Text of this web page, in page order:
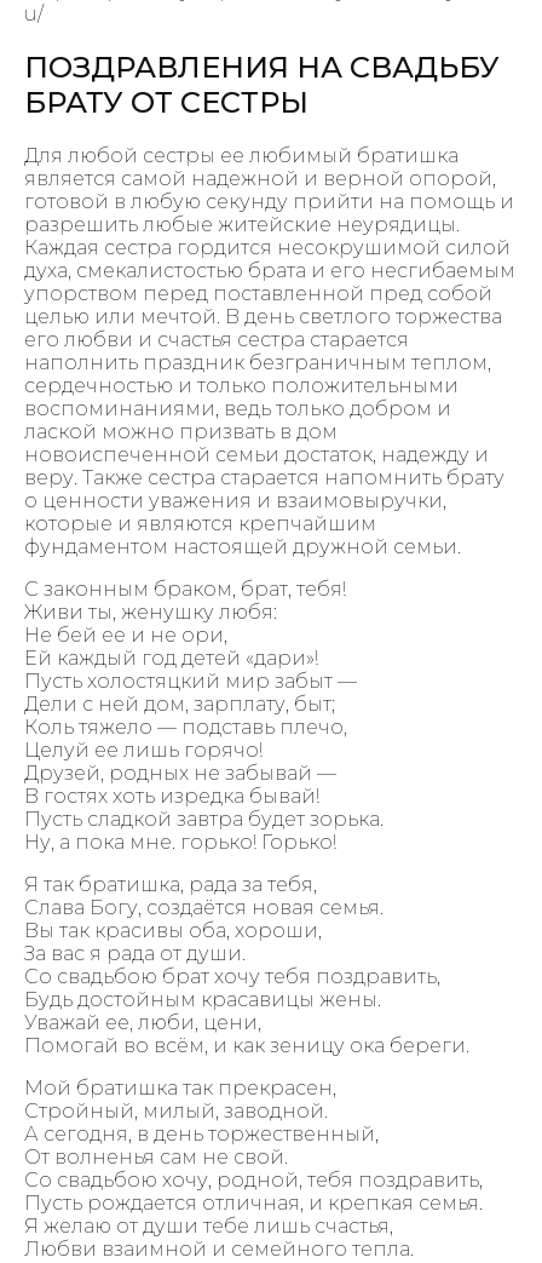
u/
ПОЗДРАВЛЕНИЯ НА СВАДЬБУ
БРАТУ ОТ СЕСТРЫ
Для любой сестры ее любимый братишка
является самой надежной и верной опорой,
готовой в любую секунду прийти на помощь и
разрешить любые житейские неурядицы.
Каждая сестра гордится несокрушимой силой
духа, смекалистостью брата и его несгибаемым
упорством перед поставленной пред собой
целью или мечтой. В день светлого торжества
его любви и счастья сестра старается
наполнить праздник безграничным теплом,
сердечностью и только положительными
воспоминаниями, ведь только добром и
лаской можно призвать в дом
новоиспеченной семьи достаток, надежду и
веру. Также сестра старается напомнить брату
о ценности уважения и взаимовыручки,
которые и являются крепчайшим
фундаментом настоящей дружной семьи.
С законным браком, брат, тебя!
Живи ты, женушку любя:
Не бей ее и не ори,
Ей каждый год детей «дари»!
Пусть холостяцкий мир забыт —
Дели с ней дом, зарплату, быт;
Коль тяжело — подставь плечо,
Целуй ее лишь горячо!
Друзей, родных не забывай —
В гостях хоть изредка бывай!
Пусть сладкой завтра будет зорька.
Ну, а пока мне. горько! Горько!
Я так братишка, рада за тебя,
Слава Богу, создаётся новая семья.
Вы так красивы оба, хороши,
За вас я рада от души.
Со свадьбою брат хочу тебя поздравить,
Будь достойным красавицы жены.
Уважай ее, люби, цени,
Помогай во всём, и как зеницу ока береги.
Мой братишка так прекрасен,
Стройный, милый, заводной.
А сегодня, в день торжественный,
От волненья сам не свой.
Со свадьбою хочу, родной, тебя поздравить,
Пусть рождается отличная, и крепкая семья.
Я желаю от души тебе лишь счастья,
Любви взаимной и семейного тепла.